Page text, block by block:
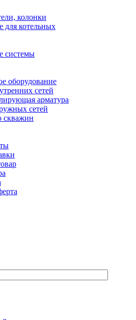
колонки
для котельных
системы
оборудование
сетей
арматура
сетей
скважин